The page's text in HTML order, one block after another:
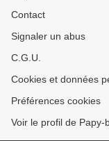
Contact
Signaler un abus
C.G.U.
Cookies et données
Préférences cookies
Voir le profil de